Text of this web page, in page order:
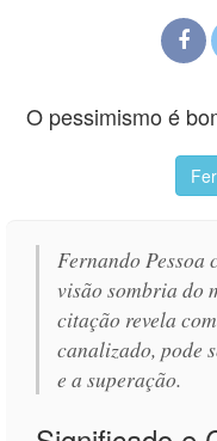
O pessimismo é
Fernando Pessoa
visão sombria do
citação revela
canalizado, pode
e a superação.